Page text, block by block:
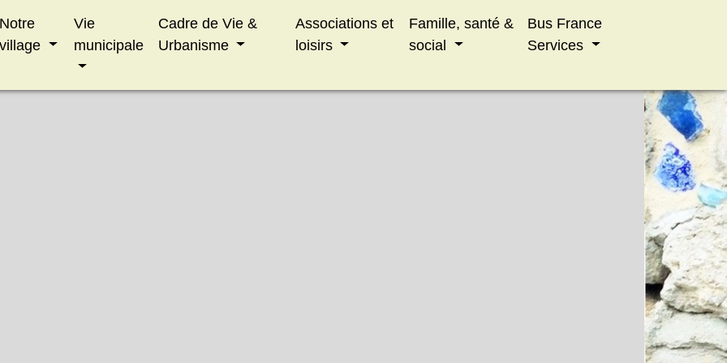
Notre
village
Vie
municipale
Cadre de Vie &
Urbanisme
Associations et
loisirs
Famille, santé &
social
Bus France
Services